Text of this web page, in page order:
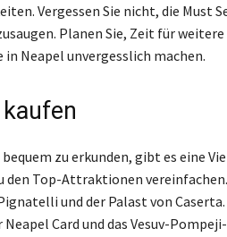
Vergessen Sie nicht, die Must
Planen Sie, Zeit für
Neapel unvergesslich machen.
zu erkunden, gibt es eine
den Top-Attraktionen
und der Palast von Caserta.
Card und das Vesuv-Pompeji-